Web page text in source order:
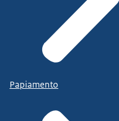
Papiamento